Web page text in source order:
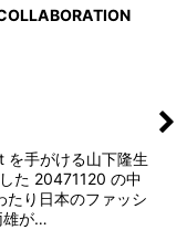
手がける山下隆生
た 20471120 の中
たり日本のファッシ
雄が…